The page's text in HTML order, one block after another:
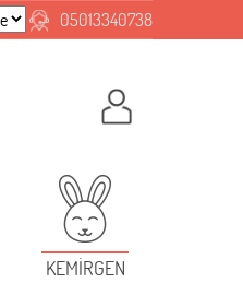
05013340738
KEMİRGEN